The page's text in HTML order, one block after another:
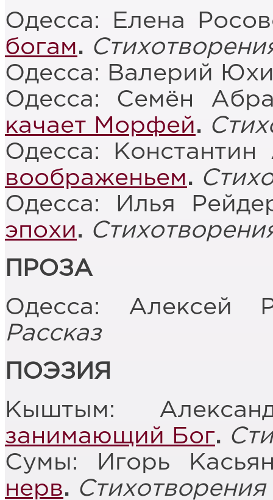
Одесса: Елена
богам.
Одесса: Валерий
Одесса: Семён
качает Морфей.
Одесса:
воображеньем.
Одесса: Илья
эпохи.
ПРОЗА
Одесса: Алексей
Рассказ
ПОЭЗИЯ
Кыштым:
занимающий Бог.
Сумы: Игорь
нерв. Стихотворения